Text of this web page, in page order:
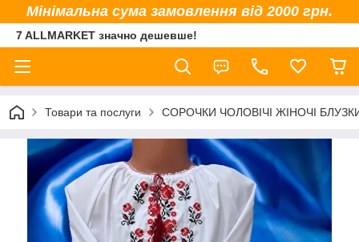
Мінімальна сума замовлення від 2000 грн.
7 ALLMARKET значно дешевше!
Товари та послуги СОРОЧКИ ЧОЛОВІЧІ ЖІНОЧІ